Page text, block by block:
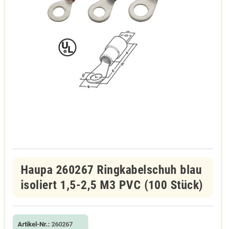
Haupa 260267 Ringkabelschuh blau
isoliert 1,5-2,5 M3 PVC (100 Stück)
Artikel-Nr.: 260267